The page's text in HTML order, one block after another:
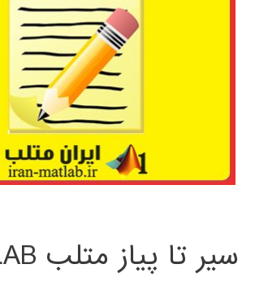
سیر تا پیاز متلب MATLAB